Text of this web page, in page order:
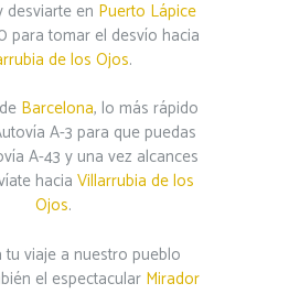
desviarte en Puerto Lápice
para tomar el desvío hacia
de los Ojos.
Barcelona, lo más rápido
A-3 para que puedas
A-43 y una vez alcances
hacia Villarrubia de los
Ojos.
tu viaje a nuestro pueblo
el espectacular Mirador